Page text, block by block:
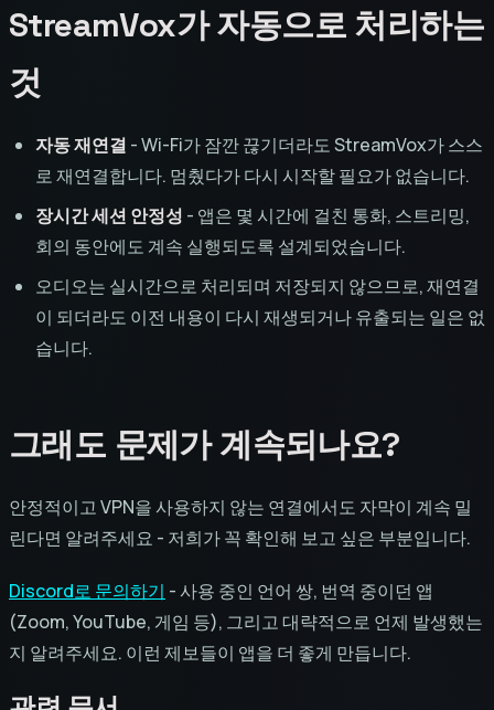
StreamVox가 자동으로 처리하는
것
자동 재연결 - Wi-Fi가 잠깐 끊기더라도 StreamVox가 스스
로 재연결합니다. 멈췄다가 다시 시작할 필요가 없습니다.
장시간 세션 안정성 - 앱은 몇 시간에 걸친 통화, 스트리밍,
회의 동안에도 계속 실행되도록 설계되었습니다.
오디오는 실시간으로 처리되며 저장되지 않으므로, 재연결
이 되더라도 이전 내용이 다시 재생되거나 유출되는 일은 없
습니다.
그래도 문제가 계속되나요?
안정적이고 VPN을 사용하지 않는 연결에서도 자막이 계속 밀
린다면 알려주세요 - 저희가 꼭 확인해 보고 싶은 부분입니다.
Discord로 문의하기 - 사용 중인 언어 쌍, 번역 중이던 앱
(Zoom, YouTube, 게임 등), 그리고 대략적으로 언제 발생했는
지 알려주세요. 이런 제보들이 앱을 더 좋게 만듭니다.